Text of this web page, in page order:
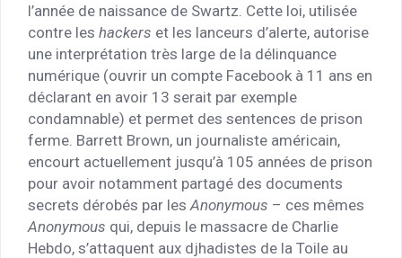
l’année de naissance de Swartz. Cette loi, utilisée
contre les hackers et les lanceurs d’alerte, autorise
une interprétation très large de la délinquance
numérique (ouvrir un compte Facebook à 11 ans en
déclarant en avoir 13 serait par exemple
condamnable) et permet des sentences de prison
ferme. Barrett Brown, un journaliste américain,
encourt actuellement jusqu’à 105 années de prison
pour avoir notamment partagé des documents
secrets dérobés par les Anonymous – ces mêmes
Anonymous qui, depuis le massacre de Charlie
Hebdo, s’attaquent aux djhadistes de la Toile au